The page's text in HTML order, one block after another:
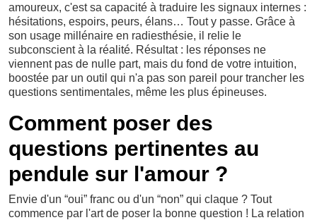
amoureux, c'est sa capacité à traduire les signaux internes :
hésitations, espoirs, peurs, élans… Tout y passe. Grâce à
son usage millénaire en radiesthésie, il relie le
subconscient à la réalité. Résultat : les réponses ne
viennent pas de nulle part, mais du fond de votre intuition,
boostée par un outil qui n'a pas son pareil pour trancher les
questions sentimentales, même les plus épineuses.
Comment poser des
questions pertinentes au
pendule sur l'amour ?
Envie d'un “oui” franc ou d'un “non” qui claque ? Tout
commence par l'art de poser la bonne question ! La relation